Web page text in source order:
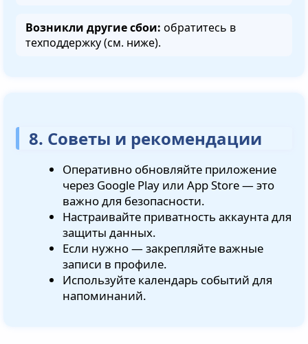
Возникли другие сбои: обратитесь в
техподдержку (см. ниже).
8. Советы и рекомендации
Оперативно обновляйте приложение
через Google Play или App Store — это
важно для безопасности.
Настраивайте приватность аккаунта для
защиты данных.
Если нужно — закрепляйте важные
записи в профиле.
Используйте календарь событий для
напоминаний.